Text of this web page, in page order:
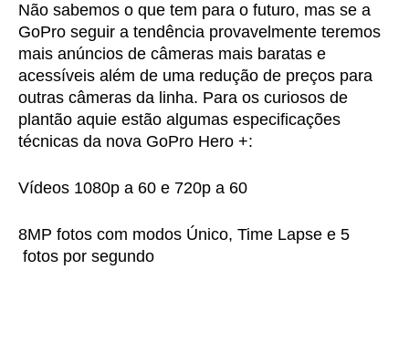
Não sabemos o que tem para o futuro, mas se a
GoPro seguir a tendência provavelmente teremos
mais anúncios de câmeras mais baratas e
acessíveis além de uma redução de preços para
outras câmeras da linha. Para os curiosos de
plantão aquie estão algumas especificações
técnicas da nova GoPro Hero +:
Vídeos 1080p a 60 e 720p a 60
8MP fotos com modos Único, Time Lapse e 5
fotos por segundo